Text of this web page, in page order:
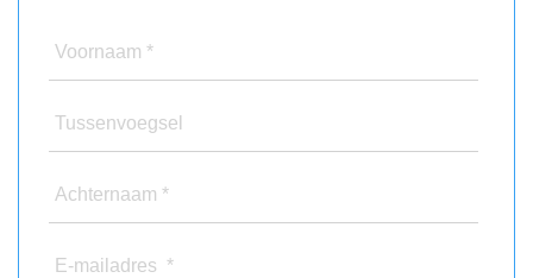
Voornaam *
Tussenvoegsel
Achternaam *
E-mailadres *